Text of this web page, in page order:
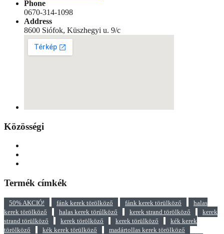
Phone
0670-314-1098
Address
8600 Siófok, Küszhegyi u. 9/c
Közösségi
Termék címkék
50% AKCIÓ! fánk kerek törölköző fánk kerek törülköző
halas
kerek törölköző
halas kerek törúlköző kerek strand törölköző
kerek
strand törülköző
kerek törölköző kerek törülköző
kék kerek
törölköző
kék kerek törülköző
madártollas kerek törölköző